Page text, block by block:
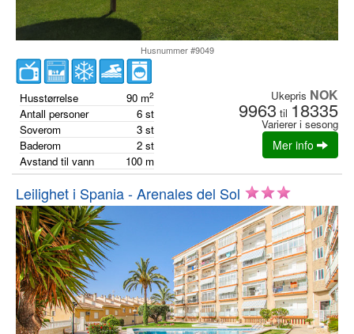
Husnummer #9049
Husstørrelse 90 m2
Antall personer 6 st
Soverom
3 st
Baderom
2 st
Avstand til vann
100 m
Ukepris NOK
9963 til 18335
Varierer i sesong
Mer info
Leilighet i Spania - Arenales del Sol